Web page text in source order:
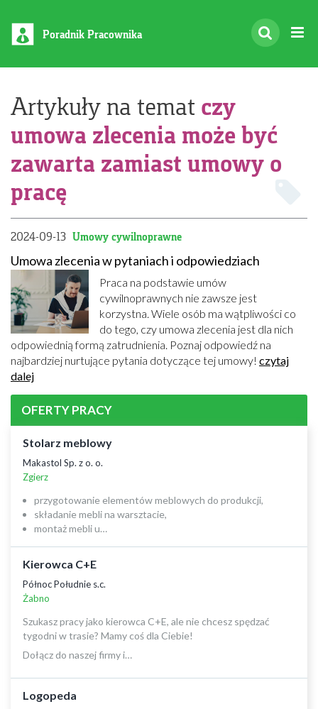
Poradnik Pracownika
Artykuły na temat czy
umowa zlecenia może być
zawarta zamiast umowy o
pracę
2024-09-13 Umowy cywilnoprawne
Umowa zlecenia w pytaniach i odpowiedziach
Praca na podstawie umów
cywilnoprawnych nie zawsze jest
korzystna. Wiele osób ma wątpliwości co
do tego, czy umowa zlecenia jest dla nich
odpowiednią formą zatrudnienia. Poznaj odpowiedź na
najbardziej nurtujące pytania dotyczące tej umowy! czytaj
dalej
OFERTY PRACY
Stolarz meblowy
Makastol Sp. z o. o.
Zgierz
przygotowanie elementów meblowych do produkcji,
składanie mebli na warsztacie,
montaż mebli u…
Kierowca C+E
Północ Południe s.c.
Żabno
Szukasz pracy jako kierowca C+E, ale nie chcesz spędzać
tygodni w trasie? Mamy coś dla Ciebie!
Dołącz do naszej firmy i…
Logopeda